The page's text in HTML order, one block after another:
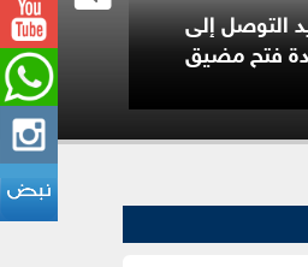
التوصل إلى
فتح مضيق مقتل
بهجوم